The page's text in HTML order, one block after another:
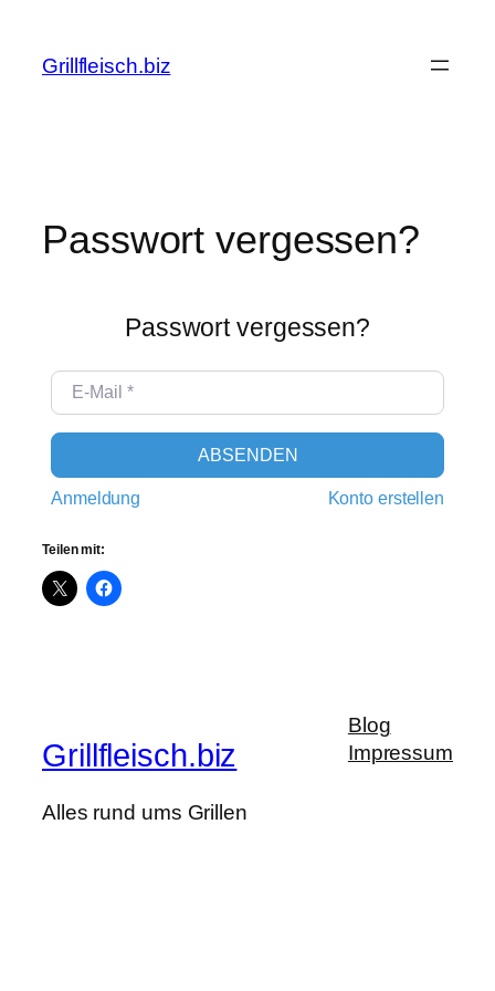
springen
Grillfleisch.biz
Passwort vergessen?
Passwort vergessen?
E-Mail
ABSENDEN
Anmeldung Konto erstellen
Teilen mit:
Grillfleisch.biz
Alles rund ums Grillen
Blog
Impressum